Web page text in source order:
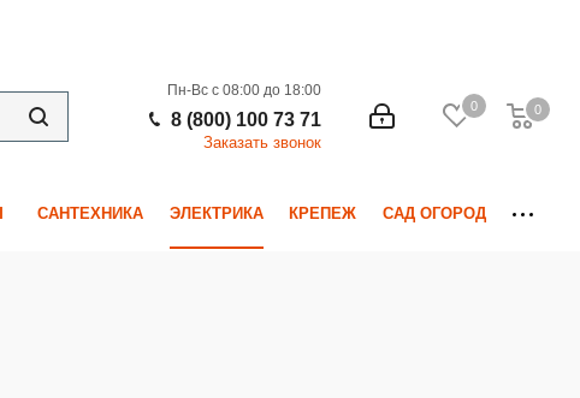
0 0
0
Пн-Вс с 08:00 до 18:00
8 (800) 100 73 71
Заказать звонок
САНТЕХНИКА ЭЛЕКТРИКА КРЕПЕЖ САД ОГОРОД